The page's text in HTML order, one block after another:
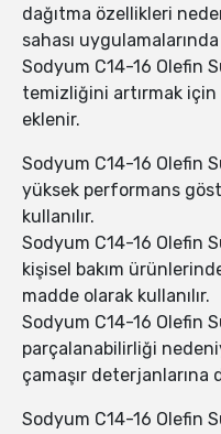
dağıtma özellikleri
sahası uygulamalarında
Sodyum C14-16 Olefin
temizliğini artırmak
eklenir.
Sodyum C14-16 Olefin
yüksek performans
kullanılır.
Sodyum C14-16 Olefin
kişisel bakım
madde olarak kullanılır.
Sodyum C14-16 Olefin
parçalanabilirliği
çamaşır deterjanlarına
Sodyum C14-16 Olefin